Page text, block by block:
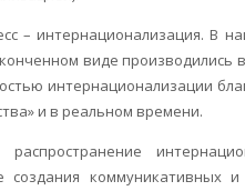
– интернационализация. В
виде производились
интернационализации
и в реальном времени.
создания коммуникативных